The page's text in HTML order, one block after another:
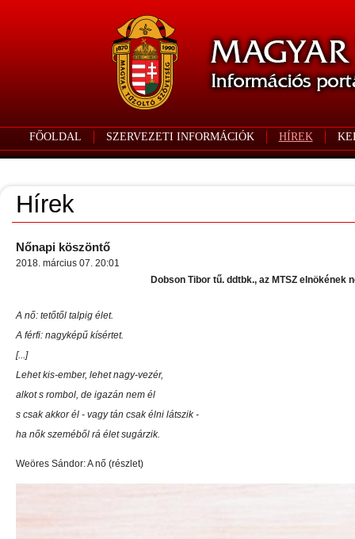
FŐOLDAL SZERVEZETI INFORMÁCIÓK HÍREK
Hírek
Nőnapi köszöntő
2018. március 07. 20:01
Dobson Tibor tű. ddtbk., az MTSZ elnökének
A nő: tetőtől talpig élet.
A férfi: nagyképű kísértet.
[...]
Lehet kis-ember, lehet nagy-vezér,
alkot s rombol, de igazán nem él
s csak akkor él - vagy tán csak élni látszik -
ha nők szeméből rá élet sugárzik.
Weöres Sándor: A nő (részlet)